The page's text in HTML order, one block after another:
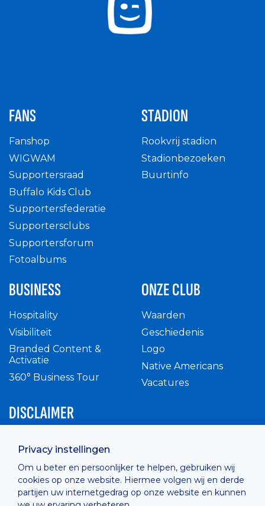
Privacy instellingen
Om u beter en persoonlijker te helpen, gebruiken wij
cookies op onze website. Hiermee volgen wij en derde
partijen uw internetgedrag op onze website en kunnen
FANS
Fanshop
WIGWAM
Supportersraad
Buffalo Kids Club
Supportersfederatie
Supportersclubs
Supportersforum
Fotoalbums
STADION
Rookvrij stadion
Stadionbezoeken
Buurtinfo
BUSINESS
Hospitality
Visibiliteit
Branded Content &
Activatie
360° Business Tour
ONZE CLUB
Waarden
Geschiedenis
Logo
Native Americans
Vacatures
DISCLAIMER
Privacy Policy
Cashless
verkoopsvoorwaarden
Cookie Policy